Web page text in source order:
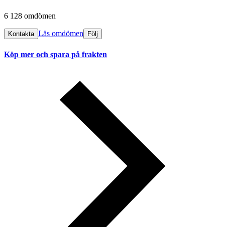
6 128 omdömen
Kontakta Läs omdömen Följ
Köp mer och spara på frakten